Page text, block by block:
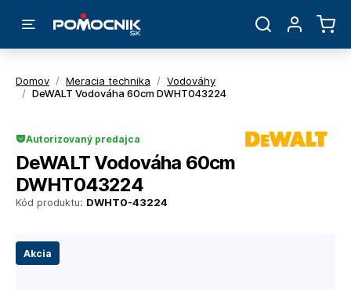
Domov / Meracia technika / Vodováhy
/ DeWALT Vodováha 60cm DWHT043224
Akcia
Kód produktu: DWHT0-43224
Autorizovaný predajca
DeWALT Vodováha 60cm
DWHT043224